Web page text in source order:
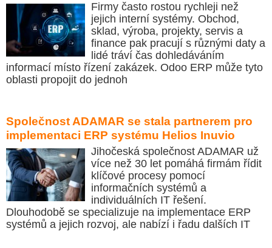
Firmy často rostou rychleji než
jejich interní systémy. Obchod,
sklad, výroba, projekty, servis a
finance pak pracují s různými daty a
lidé tráví čas dohledáváním
informací místo řízení zakázek. Odoo ERP může tyto
oblasti propojit do jednoh
Společnost ADAMAR se stala partnerem pro
implementaci ERP systému Helios Inuvio
Jihočeská společnost ADAMAR už
více než 30 let pomáhá firmám řídit
klíčové procesy pomocí
informačních systémů a
individuálních IT řešení.
Dlouhodobě se specializuje na implementace ERP
systémů a jejich rozvoj, ale nabízí i řadu dalších IT